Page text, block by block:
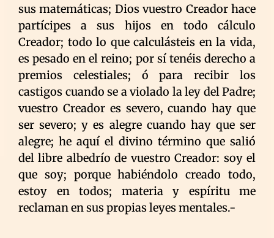
sus matemáticas; Dios vuestro Creador hace
partícipes a sus hijos en todo cálculo
Creador; todo lo que calculásteis en la vida,
es pesado en el reino; por sí tenéis derecho a
premios celestiales; ó para recibir los
castigos cuando se a violado la ley del Padre;
vuestro Creador es severo, cuando hay que
ser severo; y es alegre cuando hay que ser
alegre; he aquí el divino término que salió
del libre albedrío de vuestro Creador: soy el
que soy; porque habiéndolo creado todo,
estoy en todos; materia y espíritu me
reclaman en sus propias leyes mentales.-